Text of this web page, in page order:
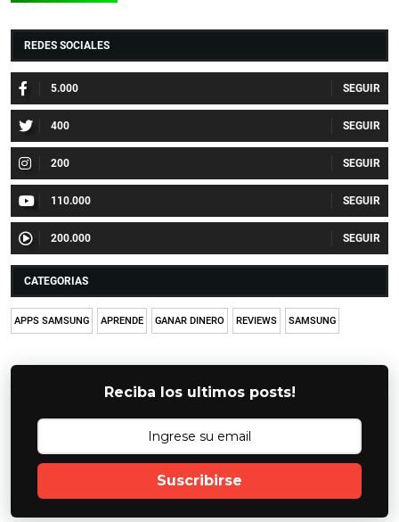
REDES SOCIALES
5.000
400
200
110.000
200.000
CATEGORIAS
APPS SAMSUNG APRENDE GANAR DINERO REVIEWS SAMSUNG
Reciba los ultimos posts!
Suscribirse